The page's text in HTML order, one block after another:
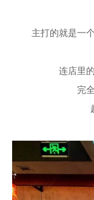
主打的就是一
连店里
完